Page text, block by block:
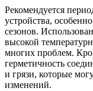
Рекомендуется
устройства,
сезонов.
высокой
многих проблем.
герметичность
и грязи, которые
изменений.